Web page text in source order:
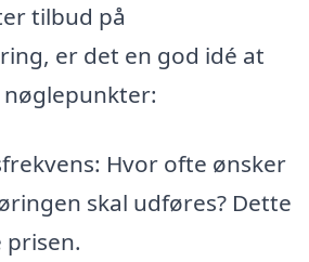
tilbud på
er det en god idé at
Hvor ofte ønsker
skal udføres? Dette
prisen.